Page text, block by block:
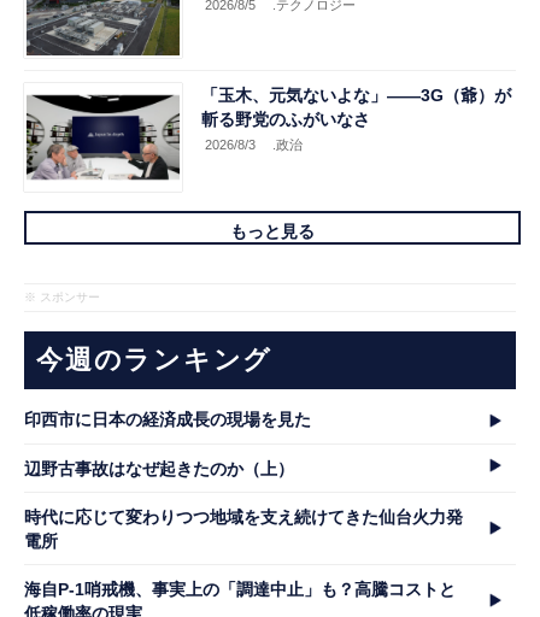
2026/8/5 .テクノロジー
「玉木、元気ないよな」――3G（爺）が
斬る野党のふがいなさ
2026/8/3 .政治
もっと見る
※ スポンサー
今週のランキング
印西市に日本の経済成長の現場を見た
辺野古事故はなぜ起きたのか（上）
時代に応じて変わりつつ地域を支え続けてきた仙台火力発
電所
海自P-1哨戒機、事実上の「調達中止」も？高騰コストと